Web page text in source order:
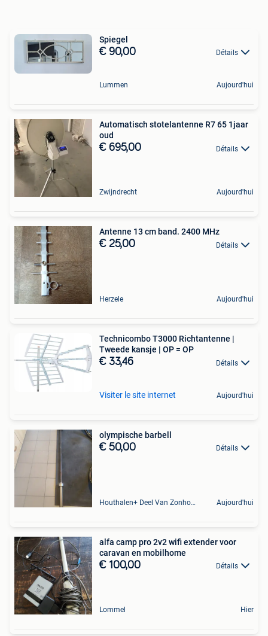
Spiegel
€ 90,00 Détails
Lummen Aujourd'hui
Automatisch stotelantenne R7 65 1jaar
oud
€ 695,00 Détails
Zwijndrecht Aujourd'hui
Antenne 13 cm band. 2400 MHz
€ 25,00 Détails
Herzele Aujourd'hui
Technicombo T3000 Richtantenne |
Tweede kansje | OP = OP
€ 33,46 Détails
Visiter le site internet Aujourd'hui
olympische barbell
€ 50,00 Détails
Houthalen+ Deel Van Zonhoven En Zolder Aujourd'hui
alfa camp pro 2v2 wifi extender voor
caravan en mobilhome
€ 100,00 Détails
Lommel Hier